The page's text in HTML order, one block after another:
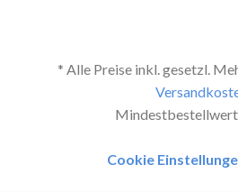
* Alle Preise inkl. gesetzl.
Cookie